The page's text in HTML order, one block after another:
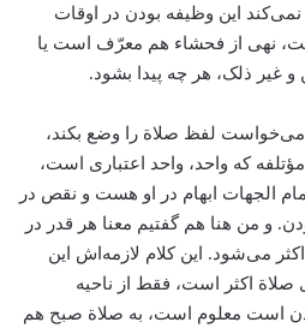
این وظیفه بودن در اوقات
نهی از فحشاء هم معرّف است یا
و غیر ذلک، هر چه پیدا بشود.
لفظ صلاة را وضع بکند،
که واحد، واحد اعتباری است،
الجهات ابهام در او هست و نقص در
و من هنا هم گفتیم معنا هر قدر در
می‌شود.‌ این کلام لازمه‌اش این
صلاة اکثر است، فقط از ناحیه
است معلوم است، به صلاة صبح هم